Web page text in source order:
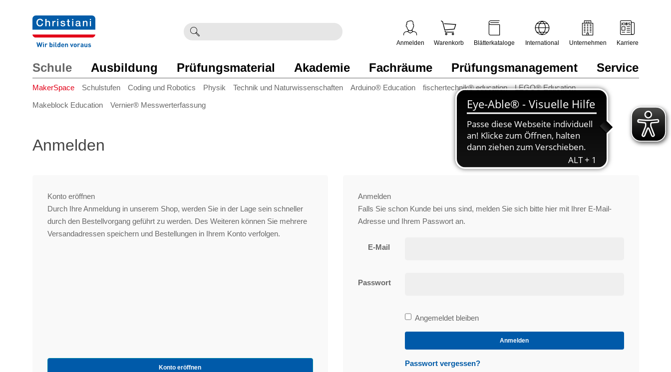
eingeben
Schule
MakerSpace Schulstufen Coding und Robotics Physik Technik und Naturwissenschaften Arduino® Education fischertechnik® education LEGO® Education
Makeblock Education Vernier® Messwerterfassung
Ausbildung Prüfungsmaterial Akademie Fachräume Prüfungsmanagement Service
Anmelden Warenkorb Blätterkataloge International Unternehmen Karriere
Anmelden
Konto eröffnen
Durch Ihre Anmeldung in unserem Shop, werden Sie in der Lage sein schneller
durch den Bestellvorgang geführt zu werden. Des Weiteren können Sie mehrere
Versandadressen speichern und Bestellungen in Ihrem Konto verfolgen.
Konto eröffnen
Anmelden
Falls Sie schon Kunde bei uns sind, melden Sie sich bitte hier mit Ihrer E-Mail-
Adresse und Ihrem Passwort an.
E-Mail
Passwort
Bleibe
angemeldet
Angemeldet bleiben
Anmelden
Passwort vergessen?